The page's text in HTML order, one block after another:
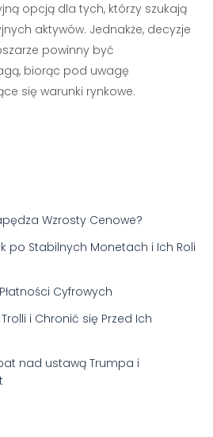
opcją dla tych, którzy szukają
aktywów. Jednakże, decyzje
powinny być
biorąc pod uwagę
się warunki rynkowe.
Wzrosty Cenowe?
po Stabilnych Monetach i Ich Roli
Cyfrowych
i Chronić się Przed Ich
nad ustawą Trumpa i